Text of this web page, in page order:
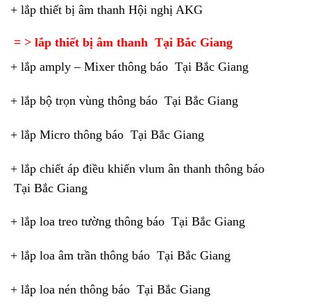
+ lắp thiết bị âm thanh Hội nghị AKG
= > lắp thiết bị âm thanh Tại Bắc Giang
+ lắp amply – Mixer thông báo Tại Bắc Giang
+ lắp bộ trọn vùng thông báo Tại Bắc Giang
+ lắp Micro thông báo Tại Bắc Giang
+ lắp chiết áp điều khiển vlum ân thanh thông báo
Tại Bắc Giang
+ lắp loa treo tường thông báo Tại Bắc Giang
+ lắp loa âm trần thông báo Tại Bắc Giang
+ lắp loa nén thông báo Tại Bắc Giang